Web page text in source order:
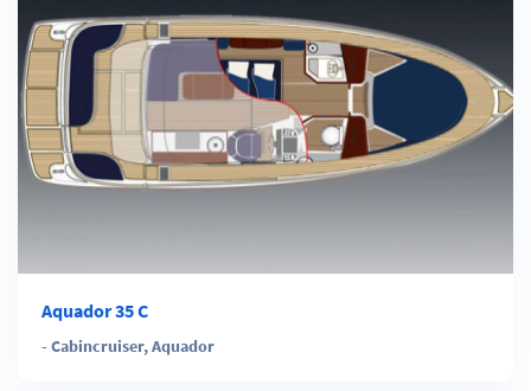
Aquador 35 C
- Cabincruiser,Aquador